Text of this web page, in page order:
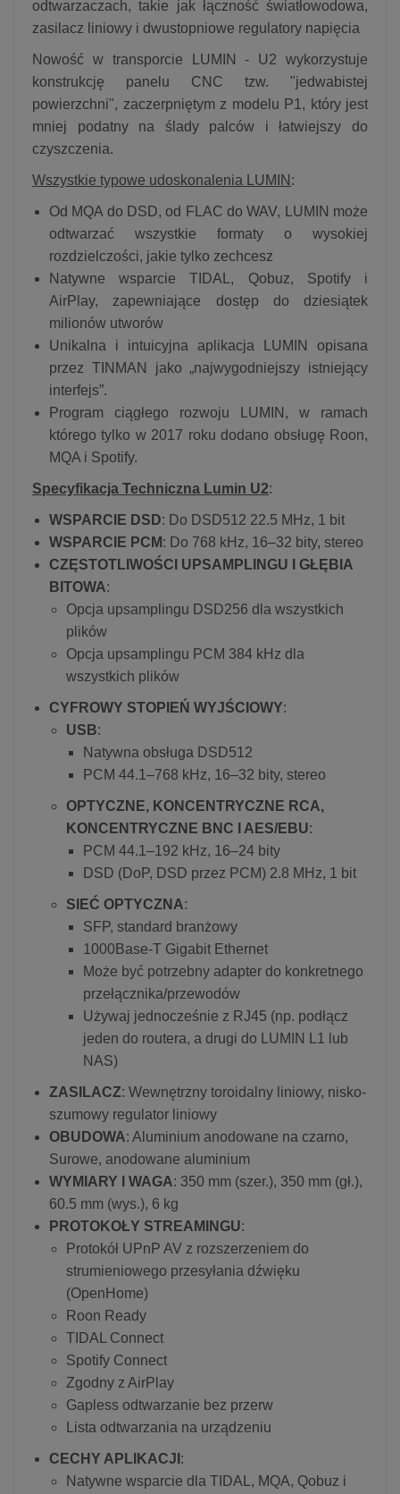
odtwarzaczach, takie jak łączność światłowodowa,
zasilacz liniowy i dwustopniowe regulatory napięcia
Nowość w transporcie LUMIN - U2 wykorzystuje
konstrukcję panelu CNC tzw. "jedwabistej
powierzchni", zaczerpniętym z modelu P1, który jest
mniej podatny na ślady palców i łatwiejszy do
czyszczenia.
Wszystkie typowe udoskonalenia LUMIN :
Od MQA do DSD, od FLAC do WAV, LUMIN może
odtwarzać wszystkie formaty o wysokiej
rozdzielczości, jakie tylko zechcesz
Natywne wsparcie TIDAL, Qobuz, Spotify i
AirPlay, zapewniające dostęp do dziesiątek
milionów utworów
Unikalna i intuicyjna aplikacja LUMIN opisana
przez TINMAN jako „najwygodniejszy istniejący
interfejs”.
Program ciągłego rozwoju LUMIN, w ramach
którego tylko w 2017 roku dodano obsługę Roon,
MQA i Spotify.
Specyfikacja Techniczna Lumin U2:
WSPARCIE DSD: Do DSD512 22.5 MHz, 1 bit
WSPARCIE PCM : Do 768 kHz, 16–32 bity, stereo
CZĘSTOTLIWOŚCI UPSAMPLINGU I GŁĘBIA
BITOWA:
Opcja upsamplingu DSD256 dla wszystkich
plików
Opcja upsamplingu PCM 384 kHz dla
wszystkich plików
CYFROWY STOPIEŃ WYJŚCIOWY:
USB:
Natywna obsługa DSD512
PCM 44.1–768 kHz, 16–32 bity, stereo
OPTYCZNE, KONCENTRYCZNE RCA,
KONCENTRYCZNE BNC I AES/EBU:
PCM 44.1–192 kHz, 16–24 bity
DSD (DoP, DSD przez PCM) 2.8 MHz, 1 bit
SIEĆ OPTYCZNA:
SFP, standard branżowy
1000Base-T Gigabit Ethernet
Może być potrzebny adapter do konkretnego
przełącznika/przewodów
Używaj jednocześnie z RJ45 (np. podłącz
jeden do routera, a drugi do LUMIN L1 lub
NAS)
ZASILACZ: Wewnętrzny toroidalny liniowy, nisko-
szumowy regulator liniowy
OBUDOWA: Aluminium anodowane na czarno,
Surowe, anodowane aluminium
WYMIARY I WAGA: 350 mm (szer.), 350 mm (gł.),
60.5 mm (wys.), 6 kg
PROTOKOŁY STREAMINGU:
Protokół UPnP AV z rozszerzeniem do
strumieniowego przesyłania dźwięku
(OpenHome)
Roon Ready
TIDAL Connect
Spotify Connect
Zgodny z AirPlay
Gapless odtwarzanie bez przerw
Lista odtwarzania na urządzeniu
CECHY APLIKACJI :
Natywne wsparcie dla TIDAL, MQA, Qobuz i